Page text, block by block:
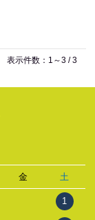
表示件数：1～3 / 3
金 土
1